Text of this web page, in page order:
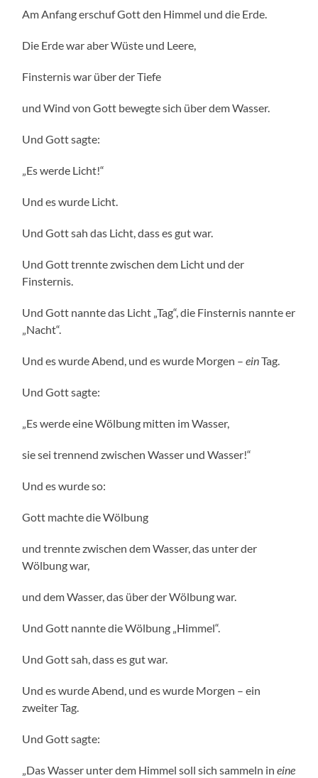
Am Anfang erschuf Gott den Himmel und die Erde.
Die Erde war aber Wüste und Leere,
Finsternis war über der Tiefe
und Wind von Gott bewegte sich über dem Wasser.
Und Gott sagte:
„Es werde Licht!“
Und es wurde Licht.
Und Gott sah das Licht, dass es gut war.
Und Gott trennte zwischen dem Licht und der
Finsternis.
Und Gott nannte das Licht „Tag“, die Finsternis nannte er
„Nacht“.
Und es wurde Abend, und es wurde Morgen –einTag.
Und Gott sagte:
„Es werde eine Wölbung mitten im Wasser,
sie sei trennend zwischen Wasser und Wasser!“
Und es wurde so:
Gott machte die Wölbung
und trennte zwischen dem Wasser, das unter der
Wölbung war,
und dem Wasser, das über der Wölbung war.
Und Gott nannte die Wölbung „Himmel“.
Und Gott sah, dass es gut war.
Und es wurde Abend, und es wurde Morgen – ein
zweiter Tag.
Und Gott sagte:
„Das Wasser unter dem Himmel soll sich sammeln ineine